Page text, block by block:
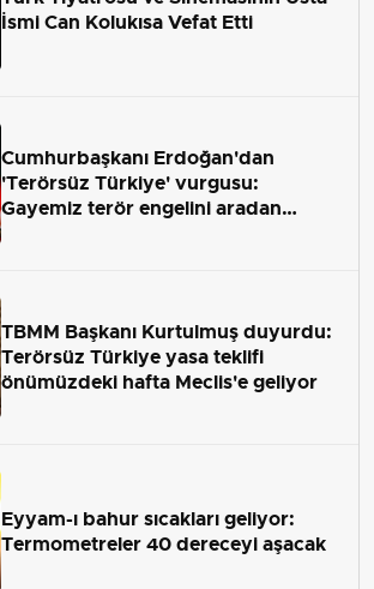
İsmi Can Kolukısa Vefat Etti
Cumhurbaşkanı Erdoğan'dan
'Terörsüz Türkiye' vurgusu:
Gayemiz terör engelini aradan
TBMM Başkanı Kurtulmuş duyurdu:
Terörsüz Türkiye yasa teklifi
önümüzdeki hafta Meclis'e geliyor
Eyyam-ı bahur sıcakları geliyor:
Termometreler 40 dereceyi aşacak